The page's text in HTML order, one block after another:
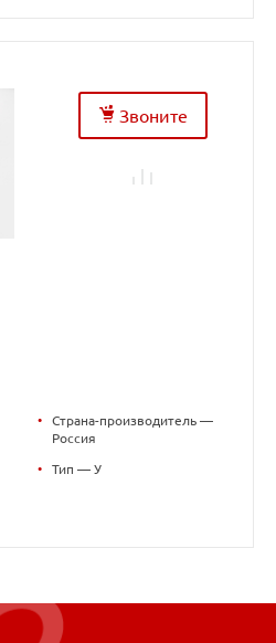
Звоните
•
Страна-производитель —
Россия
• Тип — У